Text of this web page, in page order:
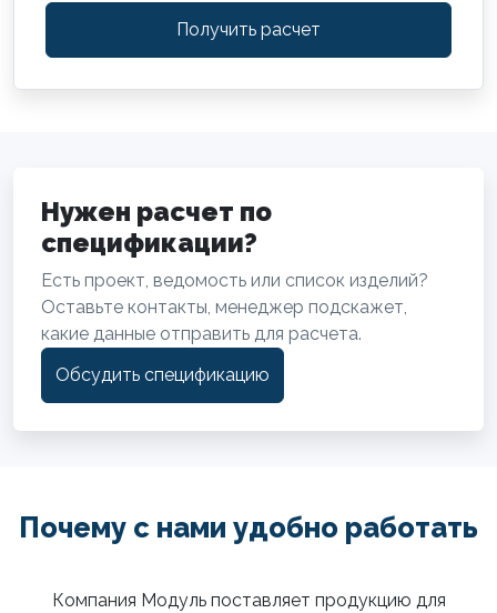
Получить расчет
Нужен расчет по
спецификации?
Есть проект, ведомость или список изделий?
Оставьте контакты, менеджер подскажет,
какие данные отправить для расчета.
Обсудить спецификацию
Почему с нами удобно работать
Компания Модуль поставляет продукцию для